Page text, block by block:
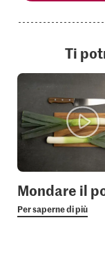
Ti
Mondare il
Per saperne di più